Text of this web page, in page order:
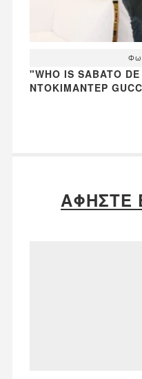
"WHO IS SABATO
ΝΤΟΚΙΜΑΝΤΈΡ
ΑΦΉΣΤΕ